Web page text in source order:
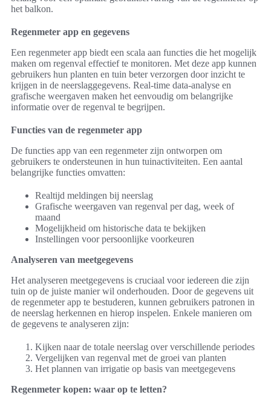
het balkon.
Regenmeter app en gegevens
Een regenmeter app biedt een scala aan functies die het mogelijk
maken om regenval effectief te monitoren. Met deze app kunnen
gebruikers hun planten en tuin beter verzorgen door inzicht te
krijgen in de neerslaggegevens. Real-time data-analyse en
grafische weergaven maken het eenvoudig om belangrijke
informatie over de regenval te begrijpen.
Functies van de regenmeter app
De functies app van een regenmeter zijn ontworpen om
gebruikers te ondersteunen in hun tuinactiviteiten. Een aantal
belangrijke functies omvatten:
Realtijd meldingen bij neerslag
Grafische weergaven van regenval per dag, week of
maand
Mogelijkheid om historische data te bekijken
Instellingen voor persoonlijke voorkeuren
Analyseren van meetgegevens
Het analyseren meetgegevens is cruciaal voor iedereen die zijn
tuin op de juiste manier wil onderhouden. Door de gegevens uit
de regenmeter app te bestuderen, kunnen gebruikers patronen in
de neerslag herkennen en hierop inspelen. Enkele manieren om
de gegevens te analyseren zijn:
Kijken naar de totale neerslag over verschillende periodes
Vergelijken van regenval met de groei van planten
Het plannen van irrigatie op basis van meetgegevens
Regenmeter kopen: waar op te letten?